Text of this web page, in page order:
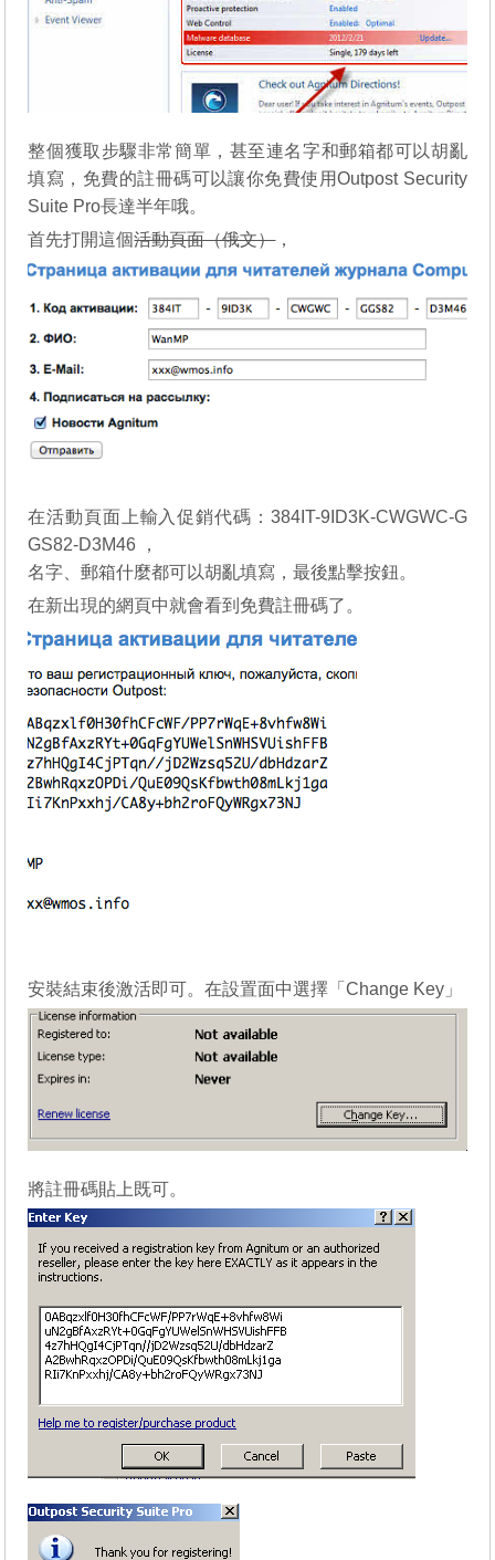
整個獲取步驟非常簡單，甚至連名字和郵箱都可以胡亂
填寫，免費的註冊碼可以讓你免費使用Outpost Security
Suite Pro長達半年哦。
首先打開這個活動頁面（俄文），
在活動頁面上輸入促銷代碼：384IT-9ID3K-CWGWC-G
GS82-D3M46 ，
名字、郵箱什麼都可以胡亂填寫，最後點擊按鈕。
在新出現的網頁中就會看到免費註冊碼了。
安裝結束後激活即可。在設置面中選擇「Change Key」
將註冊碼貼上既可。